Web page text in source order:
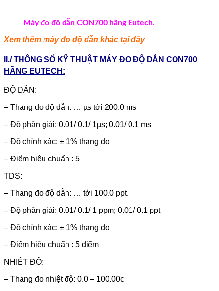
Máy đo độ dẫn CON700 hãng Eutech.
Xem thêm máy đo độ dẫn khác tại đây
II./ THÔNG SỐ KỸ THUẬT MÁY ĐO ĐỘ DẪN CON700
HÃNG EUTECH:
ĐỘ DẪN:
– Thang đo độ dẫn: … µs tới 200.0 ms
– Độ phân giải: 0.01/ 0.1/ 1µs; 0.01/ 0.1 ms
– Độ chính xác: ± 1% thang đo
– Điểm hiệu chuẩn : 5
TDS:
– Thang đo độ dẫn: … tới 100.0 ppt.
– Độ phân giải: 0.01/ 0.1/ 1 ppm; 0.01/ 0.1 ppt
– Độ chính xác: ± 1% thang đo
– Điểm hiệu chuẩn : 5 điểm
NHIỆT ĐỘ:
– Thang đo nhiệt độ: 0.0 – 100.00c